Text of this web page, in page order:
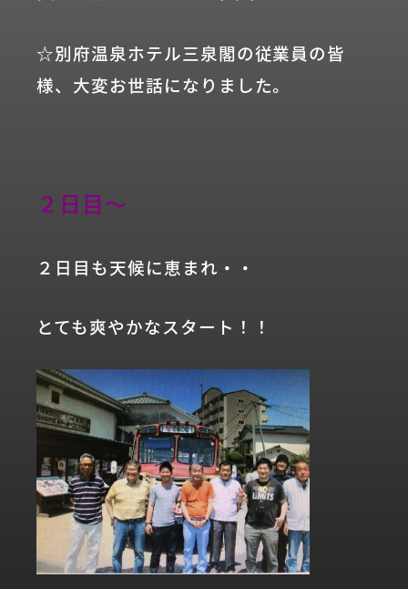
☆別府温泉ホテル三泉閣の従業員の皆
様、大変お世話になりました。
２日目～
２日目も天候に恵まれ・・
とても爽やかなスタート！！